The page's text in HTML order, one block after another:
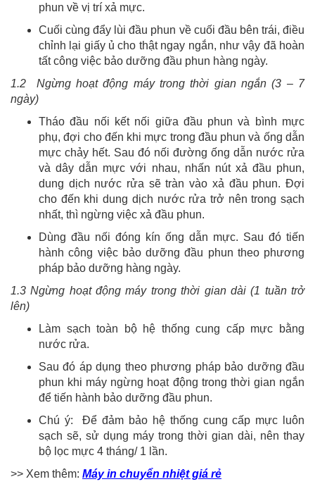
phun về vị trí xả mực.
Cuối cùng đẩy lùi đầu phun về cuối đầu bên trái, điều
chỉnh lại giấy ủ cho thật ngay ngắn, như vậy đã hoàn
tất công việc bảo dưỡng đầu phun hàng ngày.
1.2 Ngừng hoạt động máy trong thời gian ngắn (3 – 7
ngày)
Tháo đầu nối kết nối giữa đầu phun và bình mực
phụ, đợi cho đến khi mực trong đầu phun và ống dẫn
mực chảy hết. Sau đó nối đường ống dẫn nước rửa
và dây dẫn mực với nhau, nhấn nút xả đầu phun,
dung dịch nước rửa sẽ tràn vào xả đầu phun. Đợi
cho đến khi dung dịch nước rửa trở nên trong sạch
nhất, thì ngừng việc xả đầu phun.
Dùng đầu nối đóng kín ống dẫn mực. Sau đó tiến
hành công việc bảo dưỡng đầu phun theo phương
pháp bảo dưỡng hàng ngày.
1.3 Ngừng hoạt động máy trong thời gian dài (1 tuần trở
lên)
Làm sạch toàn bộ hệ thống cung cấp mực bằng
nước rửa.
Sau đó áp dụng theo phương pháp bảo dưỡng đầu
phun khi máy ngừng hoạt động trong thời gian ngắn
để tiến hành bảo dưỡng đầu phun.
Chú ý: Để đảm bảo hệ thống cung cấp mực luôn
sạch sẽ, sử dụng máy trong thời gian dài, nên thay
bộ lọc mực 4 tháng/ 1 lần.
>> Xem thêm: Máy in chuyển nhiệt giá rẻ